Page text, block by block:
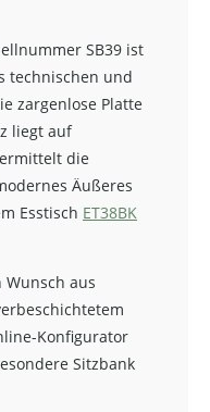
SB39 ist
technischen und
zargenlose Platte
liegt auf
die
Äußeres
Esstisch ET38BK
Wunsch aus
Konfigurator
Sitzbank